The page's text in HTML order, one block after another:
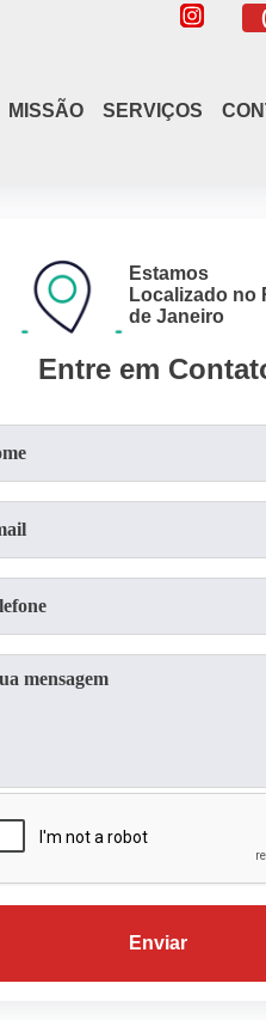
MISSÃO SERVIÇOS
Entre em
Estamos
Localizado no
de Janeiro
Enviar